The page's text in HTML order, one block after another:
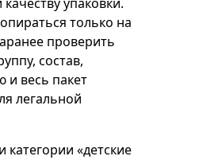
только на
проверить
состав,
и весь пакет
легальной
категории «детские